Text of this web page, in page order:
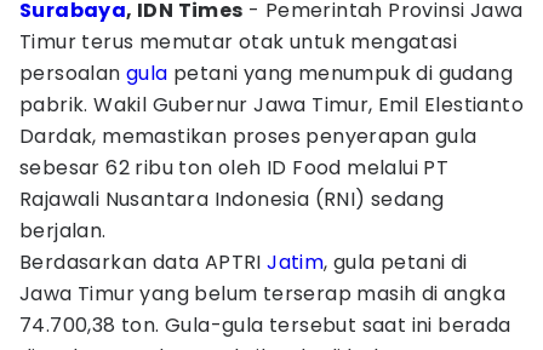
Surabaya, IDN Times - Pemerintah Provinsi Jawa
Timur terus memutar otak untuk mengatasi
persoalangula petani yang menumpuk di gudang
pabrik. Wakil Gubernur Jawa Timur, Emil Elestianto
Dardak, memastikan proses penyerapan gula
sebesar 62 ribu ton oleh ID Food melalui PT
Rajawali Nusantara Indonesia (RNI) sedang
berjalan.
Berdasarkan data APTRIJatim, gula petani di
Jawa Timur yang belum terserap masih di angka
74.700,38 ton. Gula-gula tersebut saat ini berada